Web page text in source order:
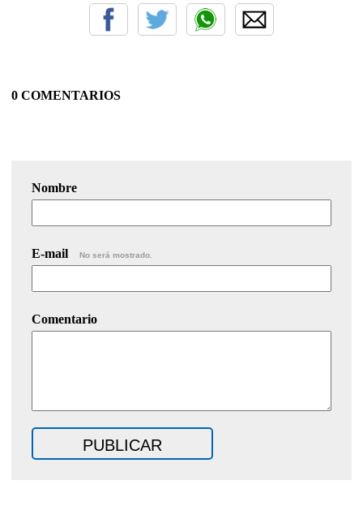
0 COMENTARIOS
Nombre
E-mail No será mostrado.
Comentario